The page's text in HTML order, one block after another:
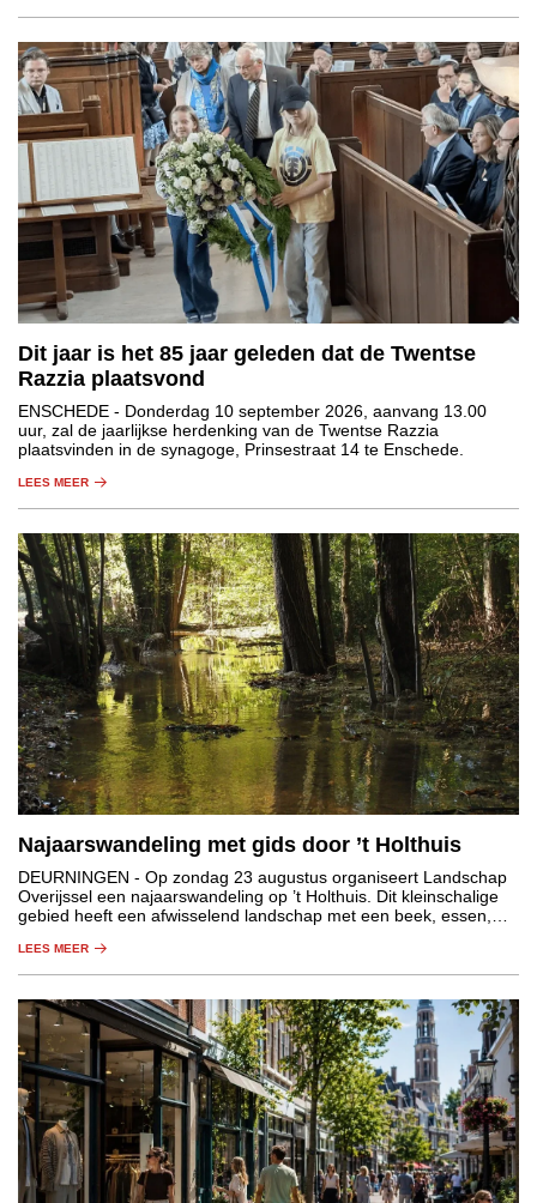
Dit jaar is het 85 jaar geleden dat de Twentse
Razzia plaatsvond
ENSCHEDE - Donderdag 10 september 2026, aanvang 13.00
uur, zal de jaarlijkse herdenking van de Twentse Razzia
plaatsvinden in de synagoge, Prinsestraat 14 te Enschede.
LEES MEER
Najaarswandeling met gids door ’t Holthuis
DEURNINGEN - Op zondag 23 augustus organiseert Landschap
Overijssel een najaarswandeling op ’t Holthuis. Dit kleinschalige
gebied heeft een afwisselend landschap met een beek, essen,
LEES MEER